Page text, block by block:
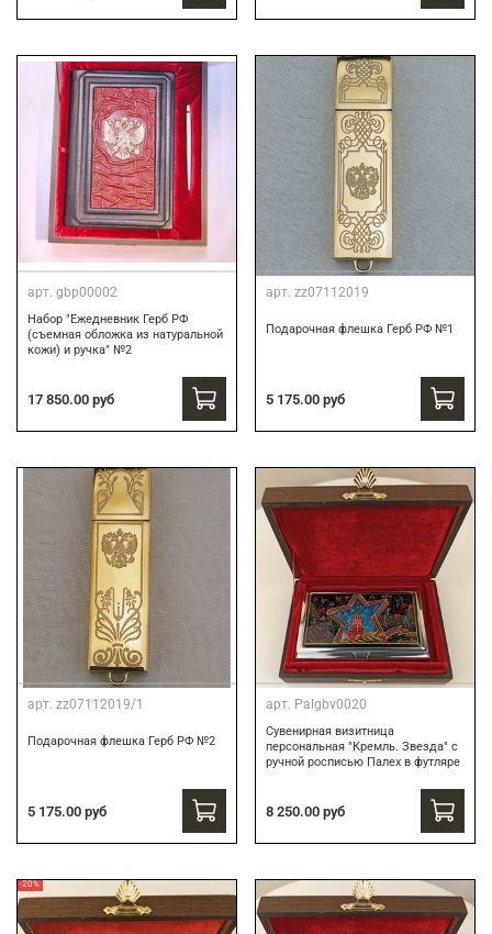
арт. gbp00002
Набор "Ежедневник Герб РФ
(съемная обложка из натуральной
кожи) и ручка" №2
17 850.00 руб
арт. zz07112019
Подарочная флешка Герб РФ №1
5 175.00 руб
арт. zz07112019/1
Подарочная флешка Герб РФ №2
5 175.00 руб
арт. Palgbv0020
Сувенирная визитница
персональная "Кремль. Звезда" с
ручной росписью Палех в футляре
8 250.00 руб
-20%